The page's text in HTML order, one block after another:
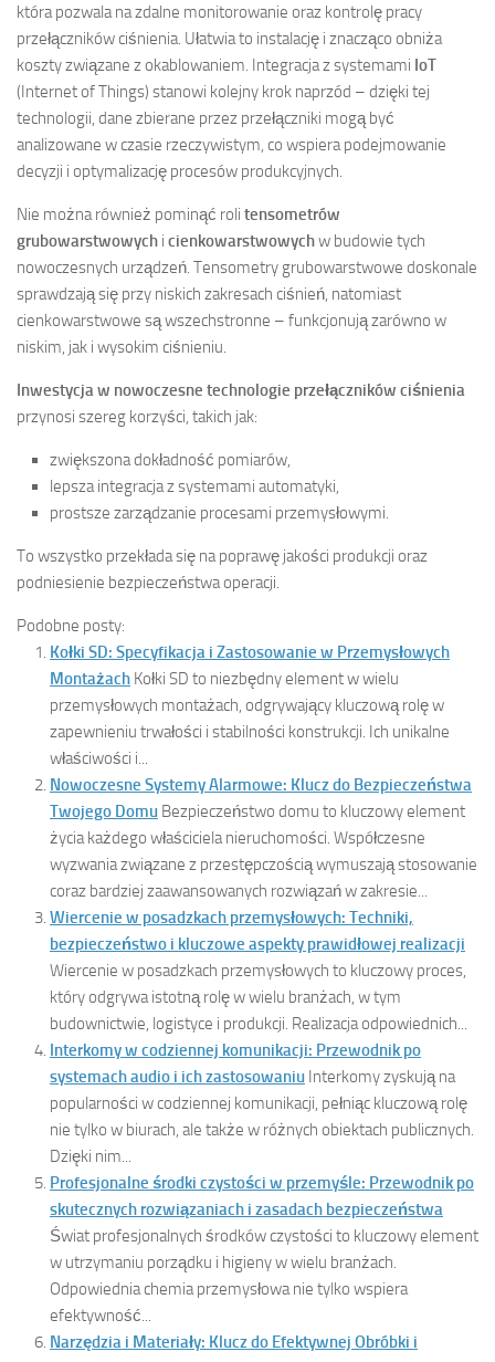
która pozwala na zdalne monitorowanie oraz kontrolę pracy
przełączników ciśnienia. Ułatwia to instalację i znacząco obniża
koszty związane z okablowaniem. Integracja z systemami IoT
(Internet of Things) stanowi kolejny krok naprzód – dzięki tej
technologii, dane zbierane przez przełączniki mogą być
analizowane w czasie rzeczywistym, co wspiera podejmowanie
decyzji i optymalizację procesów produkcyjnych.
Nie można również pominąć roli tensometrów
grubowarstwowych i cienkowarstwowychw budowie tych
nowoczesnych urządzeń. Tensometry grubowarstwowe doskonale
sprawdzają się przy niskich zakresach ciśnień, natomiast
cienkowarstwowe są wszechstronne – funkcjonują zarówno w
niskim, jak i wysokim ciśnieniu.
Inwestycja w nowoczesne technologie przełączników ciśnienia
przynosi szereg korzyści, takich jak:
zwiększona dokładność pomiarów,
lepsza integracja z systemami automatyki,
prostsze zarządzanie procesami przemysłowymi.
To wszystko przekłada się na poprawę jakości produkcji oraz
podniesienie bezpieczeństwa operacji.
Podobne posty:
Kołki SD: Specyfikacja i Zastosowanie w Przemysłowych
Montażach Kołki SD to niezbędny element w wielu
przemysłowych montażach, odgrywający kluczową rolę w
zapewnieniu trwałości i stabilności konstrukcji. Ich unikalne
właściwości i...
Nowoczesne Systemy Alarmowe: Klucz do Bezpieczeństwa
Twojego Domu Bezpieczeństwo domu to kluczowy element
życia każdego właściciela nieruchomości. Współczesne
wyzwania związane z przestępczością wymuszają stosowanie
coraz bardziej zaawansowanych rozwiązań w zakresie...
Wiercenie w posadzkach przemysłowych: Techniki,
bezpieczeństwo i kluczowe aspekty prawidłowej realizacji
Wiercenie w posadzkach przemysłowych to kluczowy proces,
który odgrywa istotną rolę w wielu branżach, w tym
budownictwie, logistyce i produkcji. Realizacja odpowiednich...
Interkomy w codziennej komunikacji: Przewodnik po
systemach audio i ich zastosowaniu Interkomy zyskują na
popularności w codziennej komunikacji, pełniąc kluczową rolę
nie tylko w biurach, ale także w różnych obiektach publicznych.
Dzięki nim...
Profesjonalne środki czystości w przemyśle: Przewodnik po
skutecznych rozwiązaniach i zasadach bezpieczeństwa
Świat profesjonalnych środków czystości to kluczowy element
w utrzymaniu porządku i higieny w wielu branżach.
Odpowiednia chemia przemysłowa nie tylko wspiera
efektywność...
Narzędzia i Materiały: Klucz do Efektywnej Obróbki i